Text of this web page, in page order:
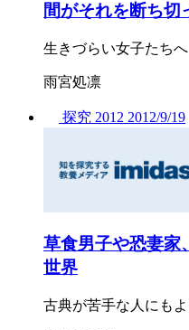
間がそれを断ち切
生きづらい女子たちへ
雨宮処凛
探究 2012 2012/9/19
草食男子や恐妻家
世界
古典が苦手な人にも